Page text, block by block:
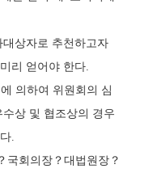
상자로 추천하고자
리 얻어야 한다.
의하여 위원회의 심
수상 및 협조상의 경우
.
？ 국회의장？ 대법원장？